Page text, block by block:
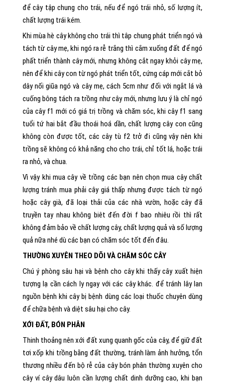
để cây tập chung cho trái, nếu để ngó trái nhỏ, số lượng ít,
chất lượng trái kém.
Khi mùa hè cây không cho trái thì tâp chung phát triển ngó và
tách từ cây mẹ, khi ngó ra rễ trắng thì cắm xuống đất để ngó
phất triển thành cây mới, nhưng không cắt ngay khỏi cây mẹ,
nên để khi cây con từ ngó phát triển tốt, cứng cáp mới cắt bỏ
dây nối giũa ngó và cây mẹ, cách 5cm như đối với ngắt lá và
cuống bông tách ra trồng như cây mới, nhưng lưu ý là chỉ ngó
của cây f1 mới có giá trị trồng và chăm sóc, khi cây f1 sang
tuổi tứ hai bắt đầu thoái hoá dần, chất lượng cây con cũng
không còn được tốt, các cây tù f2 trở đi cũng vậy nên khi
trồng sẽ không có khả năng cho cho trái, chỉ tốt lá, hoặc trái
ra nhỏ, và chua.
Vì vậy khi mua cây về trồng các bạn nên chọn mua cây chất
lượng tránh mua phải cây giá thấp nhưng được tách từ ngó
hoặc cây già, đã loại thải của các nhà vườn, hoặc cây đã
truyền tay nhau không biêt đến đời f bao nhiêu rồi thì rất
không đảm bảo về chất lượng cây, chất lượng quả và số lượng
quả nữa nhé dù các bạn có chăm sóc tốt đến đâu.
THƯỜNG XUYÊN THEO DÕI VÀ CHĂM SÓC CÂY
Chú ý phòng sâu hại và bệnh cho cây khi thấy cây xuất hiện
tượng lạ cần cách ly ngay với các cây khác. để tránh lây lan
nguồn bệnh khi cây bị bệnh dùng các loại thuốc chuyên dùng
để chữa bệnh và diệt sâu hại cho cây.
XỚI ĐẤT, BÓN PHÂN
Thinh thoảng nên xới đất xung quanh gốc của cây, để giữ đất
tơi xốp khi trồng bằng đất thường, tránh làm ảnh hưởng, tổn
thương nhiều đến bộ rễ của cây bón phân thường xuyên cho
cây ví cây dâu luôn cần lượng chất dinh dưỡng cao, khi bạn